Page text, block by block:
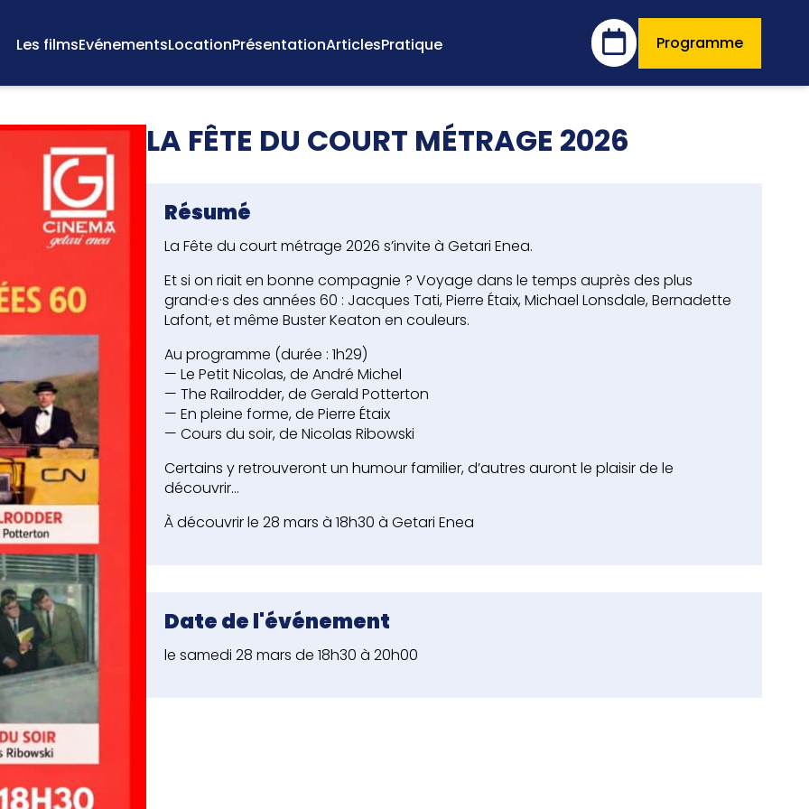
Les filmsEvénementsLocationPrésentationArticlesPratique Programme
LA FÊTE DU COURT MÉTRAGE 2026
Résumé
La Fête du court métrage 2026 s’invite à Getari Enea.
Et si on riait en bonne compagnie ? Voyage dans le temps auprès des plus
grand·e·s des années 60 : Jacques Tati, Pierre Étaix, Michael Lonsdale, Bernadette
Lafont, et même Buster Keaton en couleurs.
Au programme (durée : 1h29)
— Le Petit Nicolas, de André Michel
— The Railrodder, de Gerald Potterton
— En pleine forme, de Pierre Étaix
— Cours du soir, de Nicolas Ribowski
Certains y retrouveront un humour familier, d’autres auront le plaisir de le
découvrir…
À découvrir le 28 mars à 18h30 à Getari Enea
Date de l'événement
le samedi 28 mars de 18h30 à 20h00